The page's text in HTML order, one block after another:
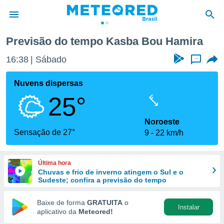
da
fornecidas
a este
das
e
forma
digital
Previsão do tempo Kasba Bou Hamira
16:38 Sábado ...
Nuvens dispersas
25°
Sensação de 27°
Noroeste
9
22 km/h
Última hora
Chuvas e frio de inverno atingem o Sul e o
Sudeste; confira a previsão do tempo
Baixe de forma GRATUITA o
aplicativo da Meteored!
Instalar